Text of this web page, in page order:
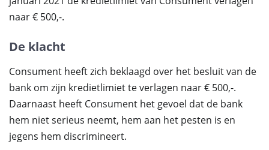
naar € 500,-.
De klacht
Consument heeft zich beklaagd over het besluit van de
bank om zijn kredietlimiet te verlagen naar € 500,-.
Daarnaast heeft Consument het gevoel dat de bank
hem niet serieus neemt, hem aan het pesten is en
jegens hem discrimineert.